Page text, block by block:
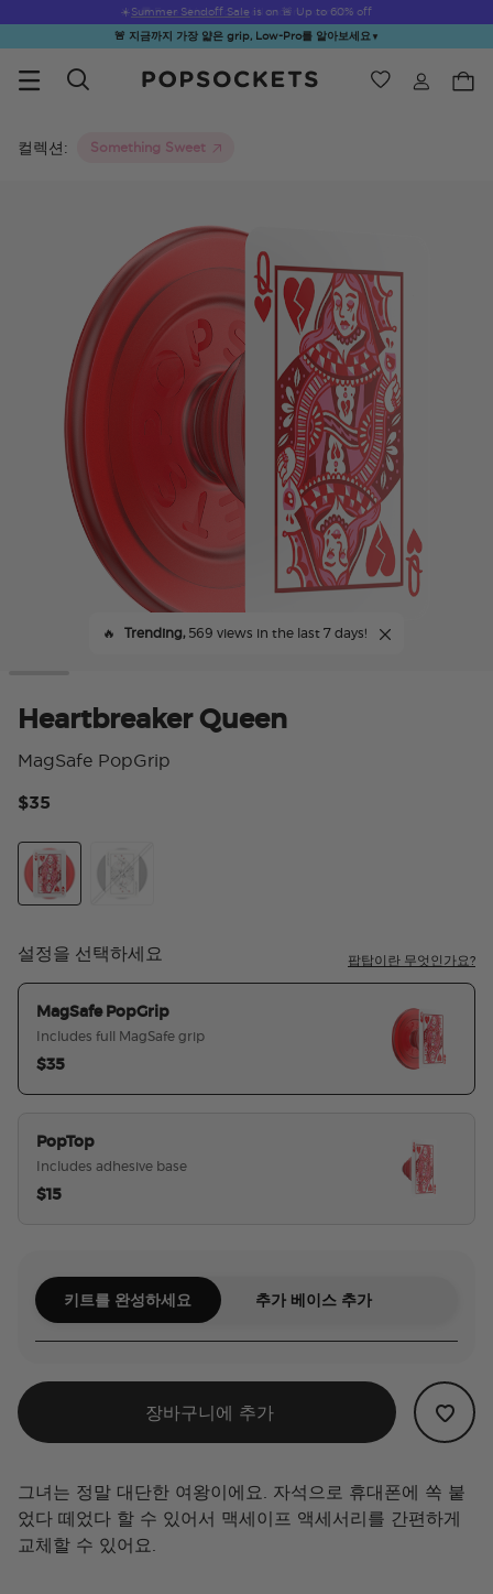
☀️Summer Sendoff Sale is on 🚨 Up to 60% off
🚨 지금까지 가장 얇은 grip, Low-Pro를 알아보세요▼
위시리스트
Hello Kitty®
and Friends
Sea Spell Sugar Rush
컬렉션: Something Sweet
🔥 Trending,569 views in the last 7 days!
Heartbreaker Queen
MagSafe PopGrip
$35
설정을 선택하세요 팝탑이란 무엇인가요?
MagSafe PopGrip
Includes full MagSafe grip
$35
PopTop
Includes adhesive base
$15
키트를 완성하세요 추가 베이스 추가
장바구니에 추가
그녀는 정말 대단한 여왕이에요. 자석으로 휴대폰에 쏙 붙
었다 떼었다 할 수 있어서 맥세이프 액세서리를 간편하게
교체할 수 있어요.